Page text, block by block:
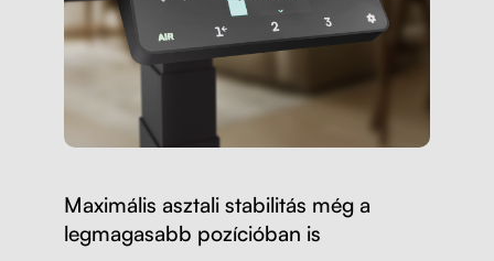
Maximális asztali stabilitás még a
legmagasabb pozícióban is